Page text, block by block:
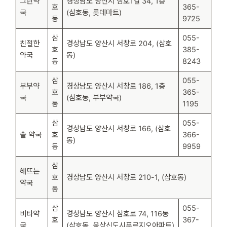
국
호
동
(삼호동, 롯데마트)
365-
9725
친절한
약국
삼
호
동
경상남도 양산시 서창로 204, (삼호
동)
055-
385-
8243
부부약
국
삼
호
동
경상남도 양산시 서창로 186, 1층
(삼호동, 부부약국)
055-
365-
1195
솔 약국
삼
호
동
경상남도 양산시 서창로 166, (삼호
동)
055-
366-
9959
해뜨는
약국
삼
호
동
경상남도 양산시 서창로 210-1, (삼호동)
비타약
삼
호
경상남도 양산시 삼호로 74, 116동
055-
367-